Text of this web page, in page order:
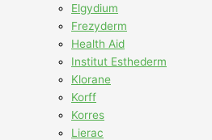
Elgydium
Frezyderm
Health Aid
Institut Esthederm
Klorane
Korff
Korres
Lierac